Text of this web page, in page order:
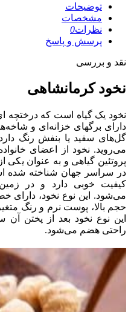
توضیحات
مشخصات
نظرات0
پرسش و پاسخ
نقد و بررسی
نخود کرمانشاهی
نخود یک گیاه است که درختچه
دارای برگهای خزانه‌ای و
گل‌های سفید یا بنفش رنگ
می‌روید. نخود از اعضای
پروتئین گیاهی و به عنوان
در سراسر جهان شناخته شده
کیفیت خوبی دارد و در
می‌شود. این نوع نخود، دارای
حجم بالا، پوست نرم و رنگ
این نوع نخود بعد از پختن
راحتی هضم می‌شود.